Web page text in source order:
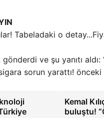
ve şu yanıtı
sorun yarattı! önceki
Kemal
buluştu!